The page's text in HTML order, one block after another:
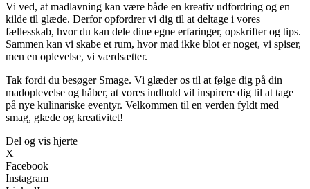
Vi ved, at madlavning kan være både en kreativ udfordring og en
kilde til glæde. Derfor opfordrer vi dig til at deltage i vores
fællesskab, hvor du kan dele dine egne erfaringer, opskrifter og tips.
Sammen kan vi skabe et rum, hvor mad ikke blot er noget, vi spiser,
men en oplevelse, vi værdsætter.
Tak fordi du besøger Smage. Vi glæder os til at følge dig på din
madoplevelse og håber, at vores indhold vil inspirere dig til at tage
på nye kulinariske eventyr. Velkommen til en verden fyldt med
smag, glæde og kreativitet!
Del og vis hjerte
X
Facebook
Instagram